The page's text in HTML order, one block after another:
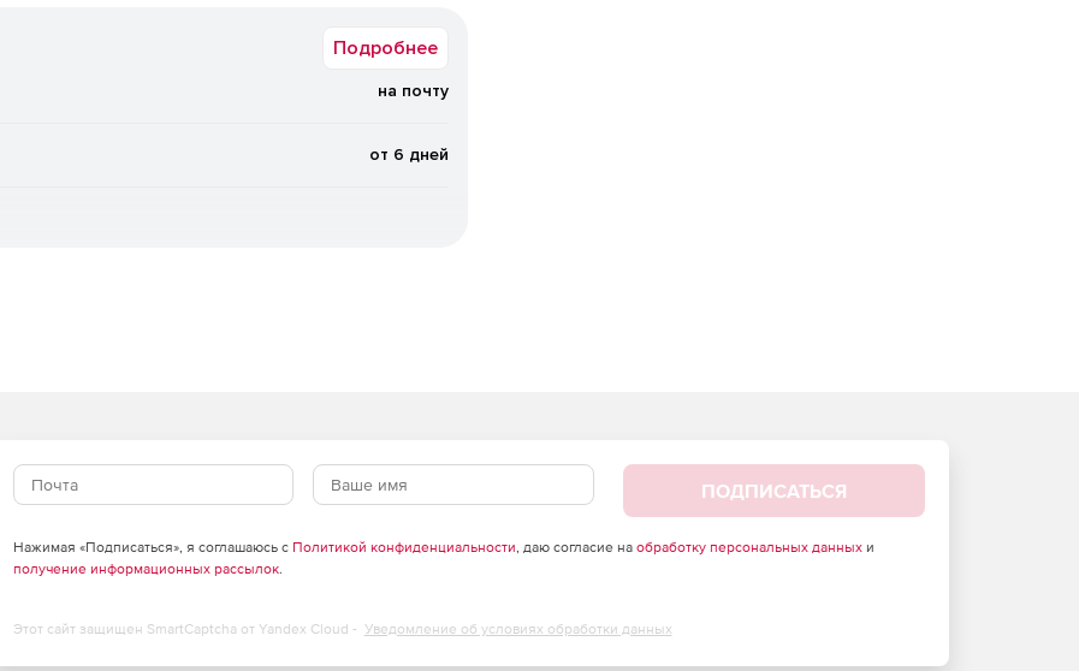
процесс создания таблиц для проектных листов
настройками и синхронизация рабочих процессов.
инструменты длятрёхмерного (3D) моделирования
механических изделий и подготовки
Подробнее
на почту
от 6 дней
ПОДПИСАТЬСЯ
Нажимая «Подписаться», я соглашаюсь с Политикой конфиденциальности, даю согласие на обработку персональных данныхи
получение информационных рассылок.
Этот сайт защищен SmartCaptcha от Yandex Cloud - Уведомление об условиях обработки данных